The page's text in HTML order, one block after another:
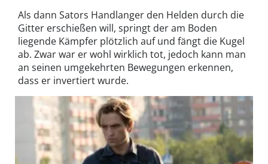
Als dann Sators Handlanger den Helden durch die
Gitter erschießen will, springt der am Boden
liegende Kämpfer plötzlich auf und fängt die Kugel
ab. Zwar war er wohl wirklich tot, jedoch kann man
an seinen umgekehrten Bewegungen erkennen,
dass er invertiert wurde.